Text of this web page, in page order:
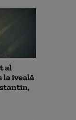
al
la iveală